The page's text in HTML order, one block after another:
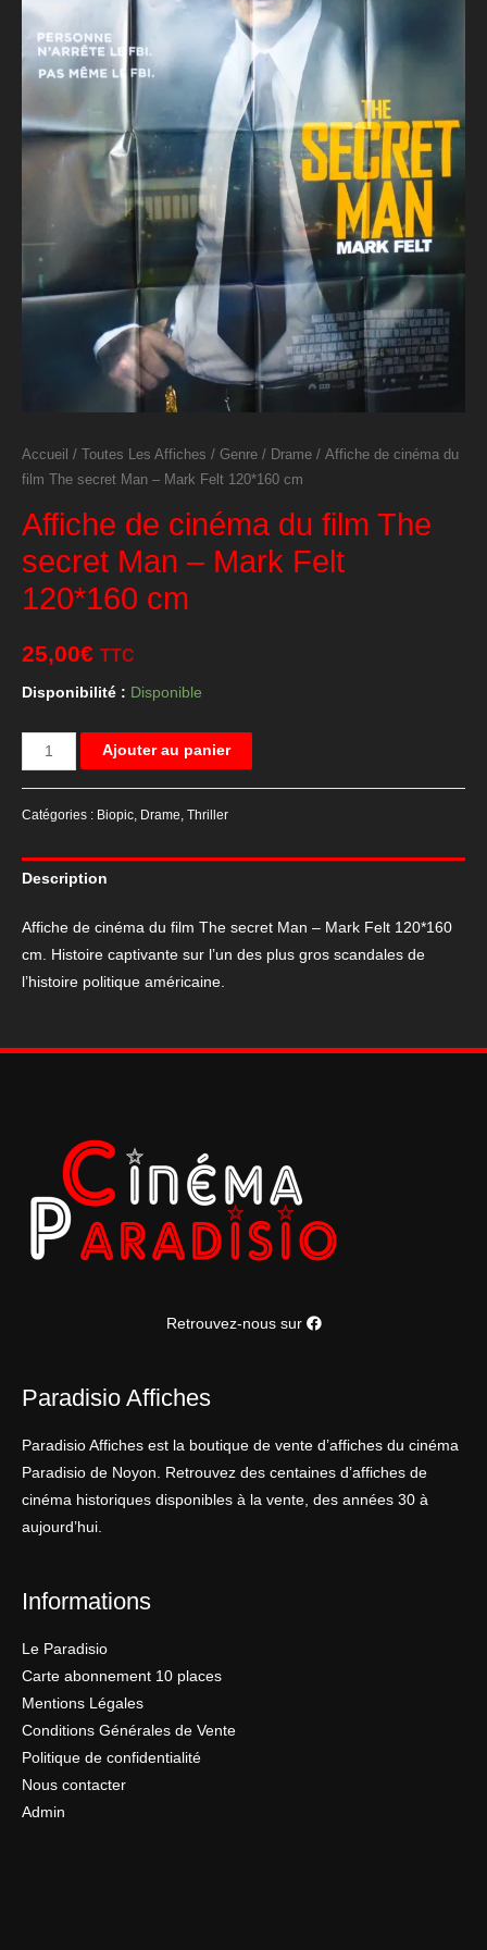
Accueil / Toutes Les Affiches / Genre / Drame / Affiche de cinéma du
film The secret Man – Mark Felt 120*160 cm
Affiche de cinéma du film The
secret Man – Mark Felt
120*160 cm
25,00€ TTC
Disponibilité : Disponible
quantité
de
du
The
secret
Man
Ajouter au panier
Catégories : Biopic Drame Thriller
Description
Affiche de cinéma du film The secret Man – Mark Felt 120*160
cm. Histoire captivante sur l’un des plus gros scandales de
l’histoire politique américaine.
Retrouvez-nous sur
Paradisio Affiches
Paradisio Affiches est la boutique de vente d’affiches du cinéma
Paradisio de Noyon. Retrouvez des centaines d’affiches de
cinéma historiques disponibles à la vente, des années 30 à
aujourd’hui.
Informations
Le Paradisio
Carte abonnement 10 places
Mentions Légales
Conditions Générales de Vente
Politique de confidentialité
Nous contacter
Admin